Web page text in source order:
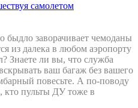
самолетом
быдло заворачивает чемоданы
из далека в любом аэропорту
Знаете ли вы, что служба
ваш багаж без вашего
повесьте. А по-поводу
кто пульты ДУ тоже в